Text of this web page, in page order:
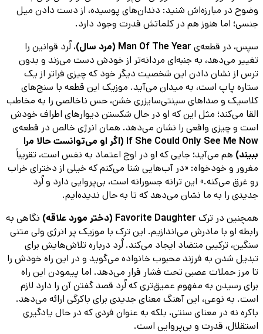
وضوح در مبارزه‌اش شنید: دندان‌های پوسیده، از دست دادن میل
جنسی؛ اما هنوز هم در کلماتش قدرت وجود دارد.
سپس، در قطعه‌ی Man Of The Year (مرد سال)
، لُرد قوانین را
تغییر می‌دهد، به جنبه‌ای مردانه‌تر از خودش دست می‌زند و بدون
ترس از نشان دادن این شخصیت دیگر خود که چیزی فراتر از یک
ستاره پاپ است، به میدان می‌آید. موزیک این قطعه با سنج‌های
کلاسیک و صداهای سینتی‌سایزری خشن، حس ناخالصی را به مخاطب
القا می‌کند؛ مثل این که او در حال شکستن دیوارهای اطراف خودش
است و چیزی واقعی را نشان می‌دهد. همان انرژی خالص در قطعه‌ی
If She Could Only See Me Now (اگر او می‌توانست حالا مرا
ببیند) هم می‌آید؛ جایی که او در اوج اعتماد به نفس است، تقریباً
مغرور و خودخواه: «در آب‌هایی شنا می‌کنم که خیلی از دخترای خراب
رو غرق می‌کنه.» این ترانه جسورانه است، بی‌پروایی دارد و لُرد
جدیدی را به ما نشان می‌دهد که تا به حال ندیده‌ایم.
همچنین در ترک Favorite Daughter (دختر مورد علاقه)
نگاهی به
رابطه او با مادرش می‌اندازیم. این ترک با موزیک پر انرژی ولی متنی
سنگین، ترکیبی متضاد ایجاد می‌کند. لُرد درباره تلاش‌هایش برای
تبدیل شدن به فرزند محبوب خانواده می‌گوید و در این راه خودش را
تا مرز حملات عصبی تحت فشار قرار می‌دهد. اما پیمودن این راه
برای رسیدن به مفهوم عمیق‌تری که لُرد قصد گفتن آن را دارد لازم
است. به نوعی، این آهنگ معنای جدیدی برای باکرگی ارائه می‌دهد.
باکره نه در معنای سنتی، بلکه به عنوان فردی که در حال یادگیری
استقلال، قدرت و بی‌پروایی است.